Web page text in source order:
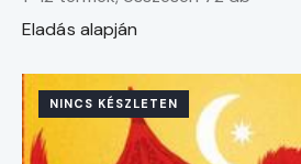
NINCS KÉSZLETEN